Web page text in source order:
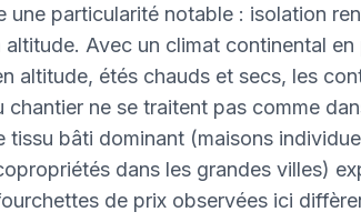
une particularité notable : isolation
Avec un climat continental en
altitude, étés chauds et secs, les
chantier ne se traitent pas comme
tissu bâti dominant (maisons
dans les grandes villes)
de prix observées ici